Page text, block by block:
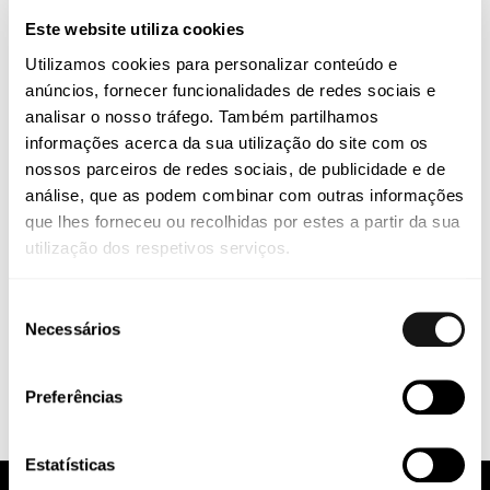
Este website utiliza cookies
Utilizamos cookies para personalizar conteúdo e
anúncios, fornecer funcionalidades de redes sociais e
analisar o nosso tráfego. Também partilhamos
informações acerca da sua utilização do site com os
nossos parceiros de redes sociais, de publicidade e de
análise, que as podem combinar com outras informações
que lhes forneceu ou recolhidas por estes a partir da sua
utilização dos respetivos serviços.
Necessários
Preferências
Estatísticas
PUBLICAÇÕES
EU Pharma Package: uma nova abordagem para
tecnologias de plataforma e produtos combinados?
Saiba mais